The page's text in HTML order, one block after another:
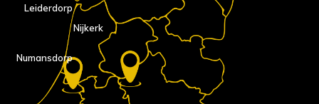
Nijkerk
Numansdorp
Leiderdorp